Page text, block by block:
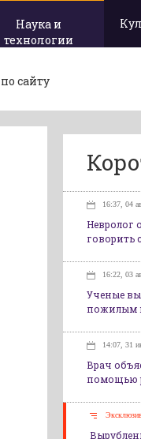
Наука и
технологии
16:37, 04
Невролог
говорить
16:22, 03
Ученые
пожилым
14:07, 31
Врач
помощью